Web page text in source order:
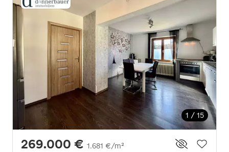
1 / 15
269.000 € 1.681 €/m²